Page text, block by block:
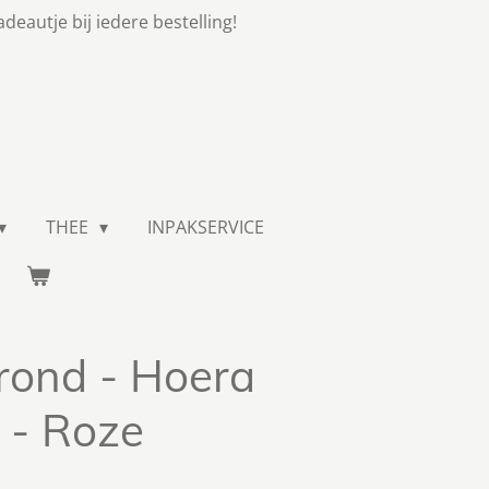
bij iedere bestelling!
THEE INPAKSERVICE
- Hoera
Roze